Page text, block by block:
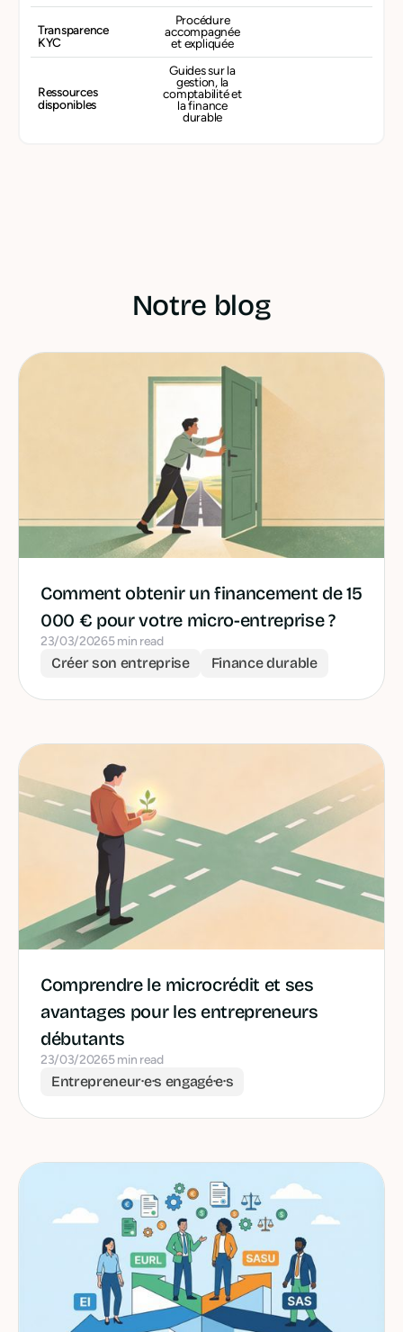
Transparence
KYC
Procédure
accompagnée
et expliquée
Ressources
disponibles
Guides sur la
gestion, la
comptabilité et
la finance
durable
Notre blog
Comment obtenir un financement de 15
000 € pour votre micro-entreprise ?
23/03/20265 min read
Créer son entreprise Finance durable
Comprendre le microcrédit et ses
avantages pour les entrepreneurs
débutants
23/03/20265 min read
Entrepreneur·e·s engagé·e·s